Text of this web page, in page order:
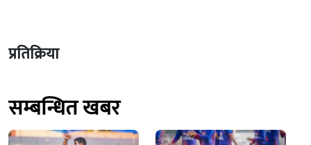
प्रतिक्रिया
सम्बन्धित खबर